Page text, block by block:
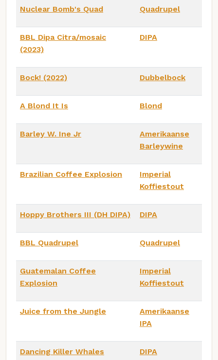
Nuclear Bomb's Quad Quadrupel
BBL Dipa Citra/mosaic
(2023)
DIPA
Bock! (2022) Dubbelbock
A Blond It Is Blond
Barley W. Ine Jr
Amerikaanse
Barleywine
Brazilian Coffee Explosion
Imperial
Koffiestout
Hoppy Brothers III (DH DIPA) DIPA
BBL Quadrupel Quadrupel
Guatemalan Coffee
Explosion
Imperial
Koffiestout
Juice from the Jungle
Amerikaanse
IPA
Dancing Killer Whales DIPA